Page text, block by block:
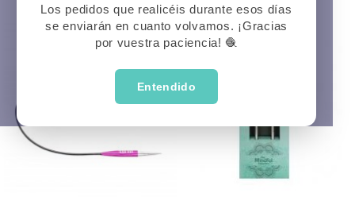
Los pedidos que realicéis durante esos días
se enviarán en cuanto volvamos. ¡Gracias
por vuestra paciencia! 🧶
Entendido